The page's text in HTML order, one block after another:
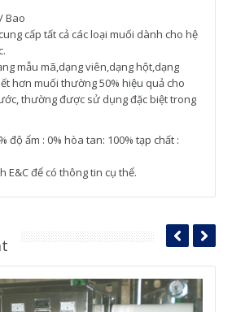
Bao
cấp tất cả các loại muối dành cho hệ
mẫu mã,dạng viên,dạng hột,dạng
hơn muối thường 50% hiệu quả cho
thường được sử dụng đặc biệt trong
độ ẩm : 0% hòa tan: 100% tạp chất :
E&C để có thông tin cụ thể.